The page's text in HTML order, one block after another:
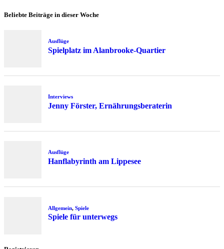
Beliebte Beiträge in dieser Woche
Ausflüge
Spielplatz im Alanbrooke-Quartier
Interviews
Jenny Förster, Ernährungsberaterin
Ausflüge
Hanflabyrinth am Lippesee
Allgemein, Spiele
Spiele für unterwegs